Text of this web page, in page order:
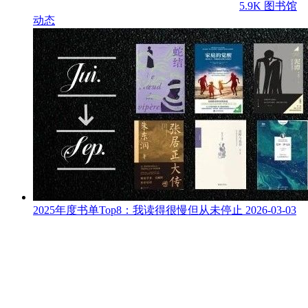
5.9K 图书馆
动态
2025年度书单Top8：我读得很慢但从未停止 2026-03-03